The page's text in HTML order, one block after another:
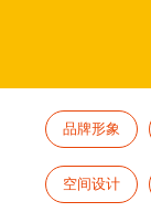
品牌形象
空间设计